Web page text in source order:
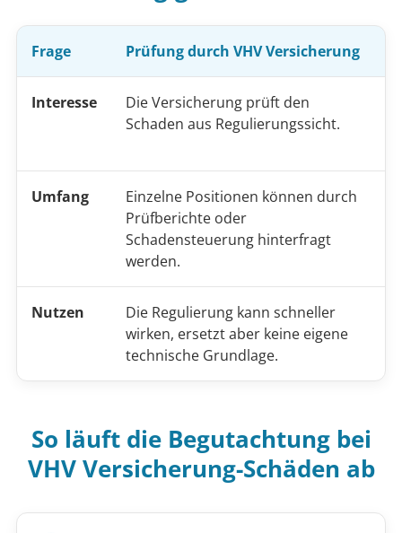
Frage Prüfung durch VHV Versicherung
Interesse
Die Versicherung prüft den
Schaden aus Regulierungssicht.
Umfang
Einzelne Positionen können durch
Prüfberichte oder
Schadensteuerung hinterfragt
werden.
Nutzen
Die Regulierung kann schneller
wirken, ersetzt aber keine eigene
technische Grundlage.
So läuft die Begutachtung bei
VHV Versicherung-Schäden ab